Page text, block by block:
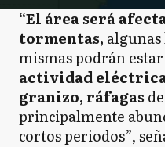
“El área será
tormentas,
mismas podrán
actividad
granizo, ráfagas
principalmente
cortos periodos”,